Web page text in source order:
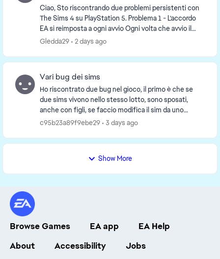
Ciao, Sto riscontrando due problemi persistenti con
The Sims 4 su PlayStation 5. Problema 1 - L’accordo
EA si reimposta a ogni avvio Ogni volta che avvio il
gioco con uno specifico account P...
Gledda29 2 days ago
Vari bug dei sims
Ho riscontrato due bug nel gioco, il primo è che se
due sims vivono nello stesso lotto, sono sposati,
anche con figli, se faccio modifica il sim da uno
specchio o da un cassettone, poi una volta modi...
c95b23a89f9ebe29 3 days ago
Show More
Browse Games EA app
EA Help
About
Accessibility Jobs